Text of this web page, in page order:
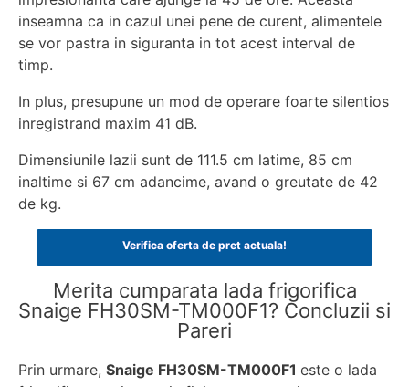
inseamna ca in cazul unei pene de curent, alimentele
se vor pastra in siguranta in tot acest interval de
timp.
In plus, presupune un mod de operare foarte silentios
inregistrand maxim 41 dB.
Dimensiunile lazii sunt de 111.5 cm latime, 85 cm
inaltime si 67 cm adancime, avand o greutate de 42
de kg.
Verifica oferta de pret actuala!
Merita cumparata lada frigorifica
Snaige FH30SM-TM000F1? Concluzii si
Pareri
Prin urmare, Snaige FH30SM-TM000F1 este o lada